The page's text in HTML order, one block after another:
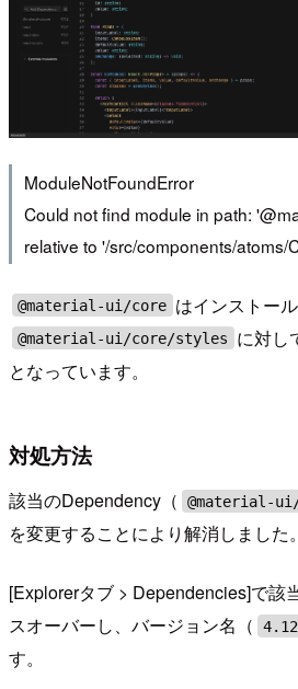
ModuleNotFoundError
Could not find module in path:
relative to '/src/components/atoms/
@material-ui/core はインストー
@material-ui/core/styles
に対し
となっています。
対処方法
該当のDependency（ @material-
を変更することにより解消しました。
[Explorerタブ > Dependencies]で該
スオーバーし、バージョン名（
す。